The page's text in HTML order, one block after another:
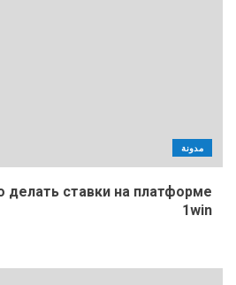
مدونة
делать ставки на платформе
1win